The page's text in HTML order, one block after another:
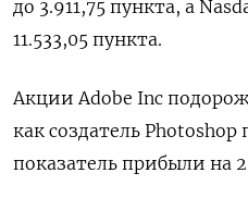
до 3.911,75​ пункта, а
11.533,05 пункта.
Акции Adobe Inc
как создатель
показатель прибыли на